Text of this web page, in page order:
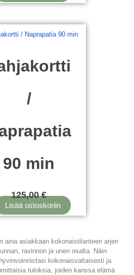
/
90 min
125,00€
Lisää ostoskoriin
aina asiakkaan kokonaistilanteen arjen
ravinnon ja unen osalta. Näin
kokonaisvaltaisesti ja
tuloksia, joiden kanssa elämä